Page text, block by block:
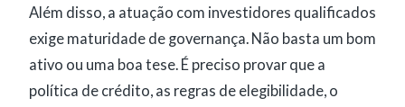
Além disso, a atuação com investidores qualificados
exige maturidade de governança. Não basta um bom
ativo ou uma boa tese. É preciso provar que a
política de crédito, as regras de elegibilidade, o